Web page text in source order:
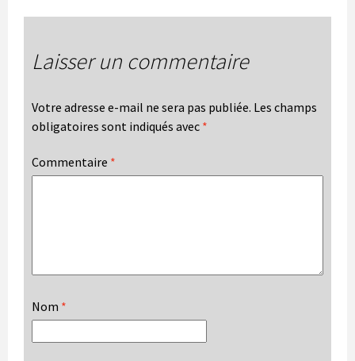
Laisser un commentaire
Votre adresse e-mail ne sera pas publiée. Les champs
obligatoires sont indiqués avec *
Commentaire *
Nom *